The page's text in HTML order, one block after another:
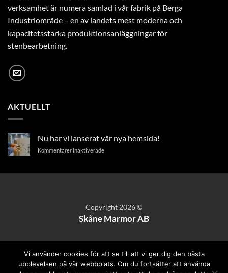
verksamhet är numera samlad i vår fabrik på Berga
Industriområde – en av landets mest moderna och
kapacitetsstarka produktionsanläggningar för
stenbearbetning.
AKTUELLT
Nu har vi lanserat vår nya hemsida!
Kommentarer inaktiveradeför
hemsida!
Copyright 2026 ©
Skåne Marmor AB
Vi använder cookies för att se till att vi ger dig den bästa
upplevelsen på vår webbplats. Om du fortsätter att använda